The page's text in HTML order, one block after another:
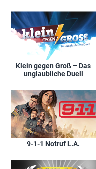
Klein gegen Groß – Das
unglaubliche Duell
9-1-1 Notruf L.A.